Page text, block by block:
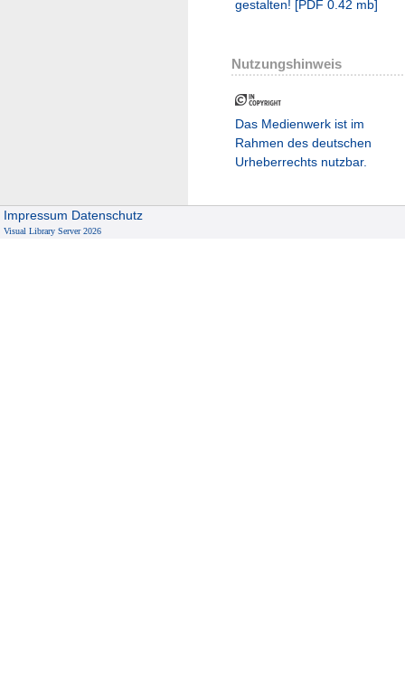
gestalten! [PDF 0.42 mb]
Nutzungshinweis
Das Medienwerk ist im
Rahmen des deutschen
Urheberrechts nutzbar.
Impressum Datenschutz
Visual Library Server 2026